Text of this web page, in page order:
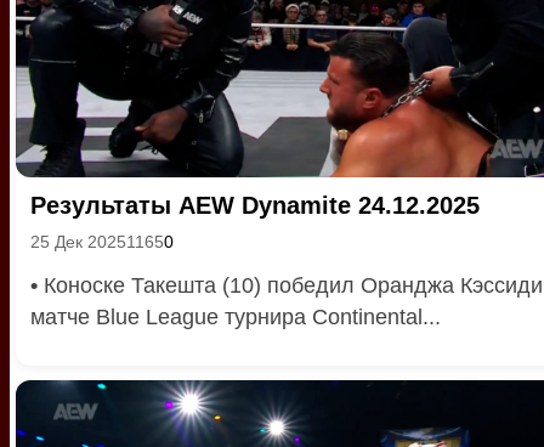
Результаты AEW Dynamite 24.12.2025
25 Дек 202511650
• Коноске Такешта (10) победил Оранджа
матче Blue League турнира Continental...